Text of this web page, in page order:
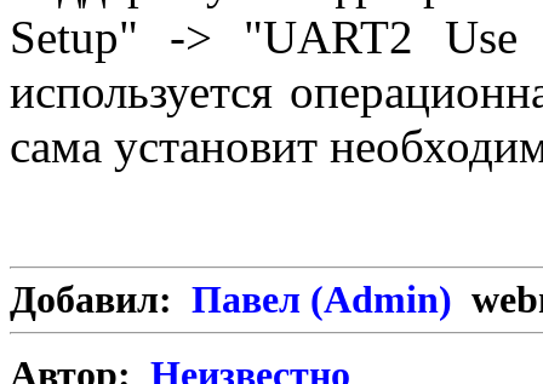
Setup" -> "UART2
используется
сама установит
Добавил: Павел (Admin)
Автор: Неизвестно